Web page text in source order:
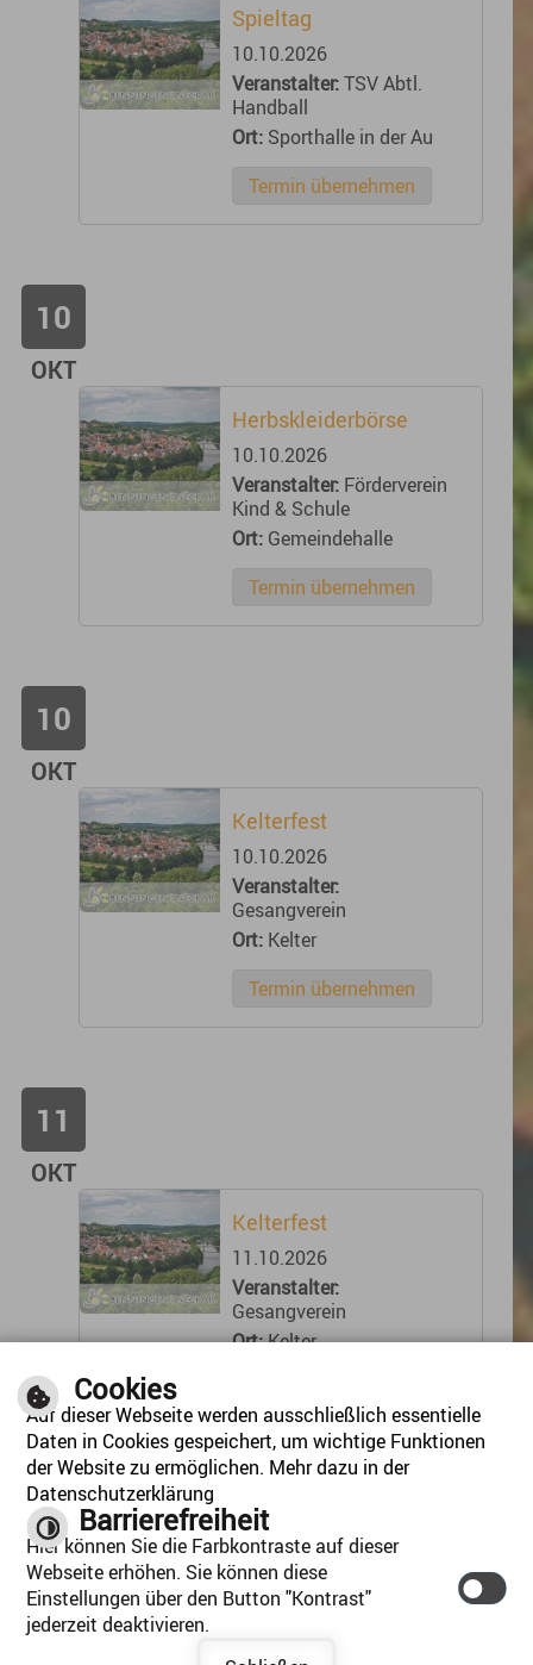
Spieltag
10.10.2026
Veranstalter:TSV Abtl.
Handball
Ort: Sporthalle in der Au
Termin übernehmen
10
OKT
Herbskleiderbörse
10.10.2026
Veranstalter: Förderverein
Kind & Schule
Ort: Gemeindehalle
Termin übernehmen
10
OKT
Kelterfest
10.10.2026
Veranstalter:
Gesangverein
Ort: Kelter
Termin übernehmen
11
OKT
Kelterfest
11.10.2026
Veranstalter:
Gesangverein
Ort:Kelter
Einträge insgesamt: 68
1 2 3 4 »
Cookies
Auf dieser Webseite werden ausschließlich essentielle
Daten in Cookies gespeichert, um wichtige Funktionen
der Website zu ermöglichen. Mehr dazu in der
Datenschutzerklärung
Barrierefreiheit
Hier können Sie die Farbkontraste auf dieser
Webseite erhöhen. Sie können diese
Einstellungen über den Button "Kontrast"
jederzeit deaktivieren.